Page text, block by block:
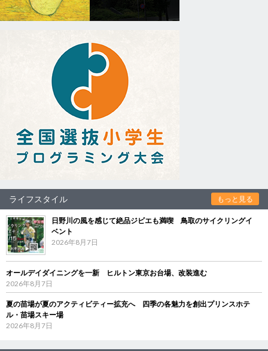
ライフスタイル もっと見る
日野川の風を感じて絶品ジビエも満喫 鳥取のサイクリングイ
ベント
2026年8月7日
オールデイダイニングを一新 ヒルトン東京お台場、改装進む
2026年8月7日
夏の苗場が夏のアクティビティー拡充へ 四季の各魅力を創出プリンスホテ
ル・苗場スキー場
2026年8月7日